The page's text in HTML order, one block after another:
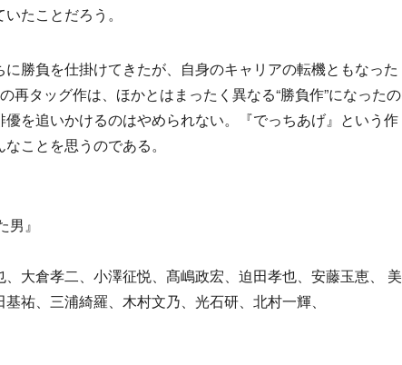
たことだろう。
勝負を仕掛けてきたが、自身のキャリアの転機ともなった
再タッグ作は、ほかとはまったく異なる“勝負作”になったの
を追いかけるのはやめられない。『でっちあげ』という作
ことを思うのである。
』
大倉孝二、小澤征悦、髙嶋政宏、迫田孝也、安藤玉恵、 美
祐、三浦綺羅、木村文乃、光石研、北村一輝、